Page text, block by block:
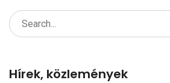
Search
for:
Hírek, közlemények